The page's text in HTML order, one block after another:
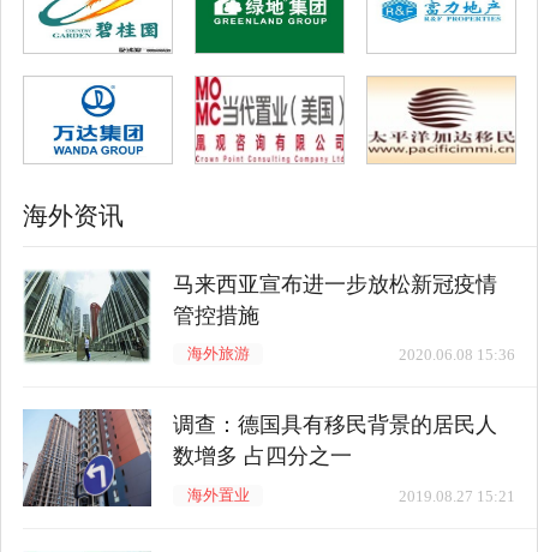
海外资讯
马来西亚宣布进一步放松新冠疫情
管控措施
2020.06.08 15:36
海外旅游
调查：德国具有移民背景的居民人
数增多 占四分之一
2019.08.27 15:21
海外置业